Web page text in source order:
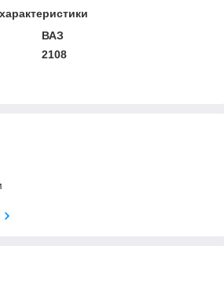
ВАЗ
2108